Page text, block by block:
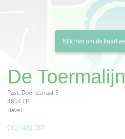
De Toermalijn
Past. Doensstraat 5
4854 CP
Bavel
0161 432 987